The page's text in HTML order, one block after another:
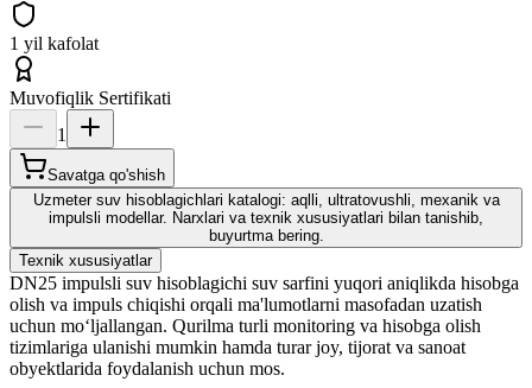
1 yil kafolat
Muvofiqlik Sertifikati
1
Savatga qo'shish
Uzmeter suv hisoblagichlari katalogi: aqlli, ultratovushli, mexanik va
impulsli modellar. Narxlari va texnik xususiyatlari bilan tanishib,
buyurtma bering.
Texnik xususiyatlar
DN25 impulsli suv hisoblagichi suv sarfini yuqori aniqlikda hisobga
olish va impuls chiqishi orqali ma'lumotlarni masofadan uzatish
uchun mo‘ljallangan. Qurilma turli monitoring va hisobga olish
tizimlariga ulanishi mumkin hamda turar joy, tijorat va sanoat
obyektlarida foydalanish uchun mos.